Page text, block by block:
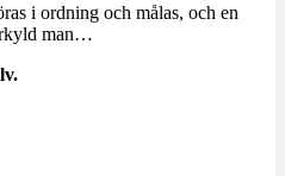
i ordning och målas, och en
man…